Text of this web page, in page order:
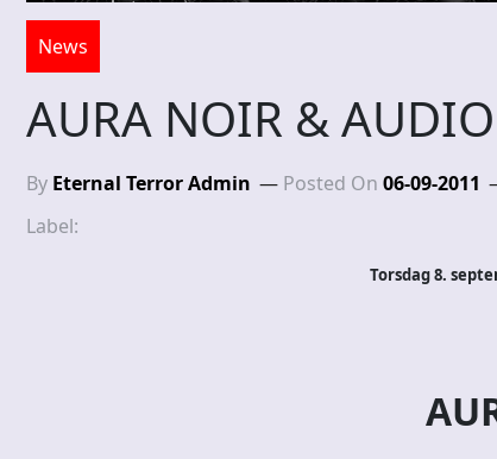
News
AURA NOIR &
By Eternal Terror Admin Posted On 06-09-2011
Label:
Torsdag 8.